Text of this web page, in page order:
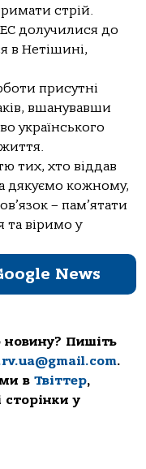
стрій.
долучилися до
в Нетішині,
присутні
вшанувавши
українського
тих, хто віддав
дякуємо кожному,
– пам’ятати
та віримо у
News
Пишіть
.
в Твіттер,
сторінки у